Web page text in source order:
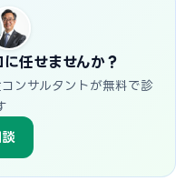
任せませんか？
ンサルタントが無料で診